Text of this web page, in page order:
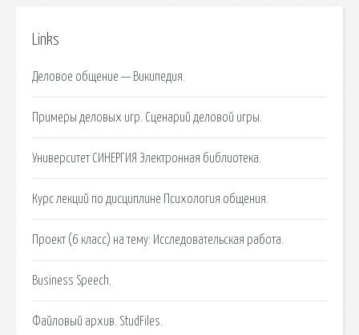
Links
Деловое общение — Википедия.
Примеры деловых игр. Сценарий деловой игры.
Университет СИНЕРГИЯ Электронная библиотека.
Курс лекций по дисциплине Психология общения.
Проект (6 класс) на тему: Исследовательская работа.
Business Speech.
Файловый архив. StudFiles.